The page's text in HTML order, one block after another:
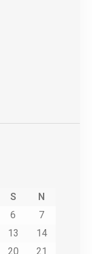
S
N
6
7
13
14
20 21